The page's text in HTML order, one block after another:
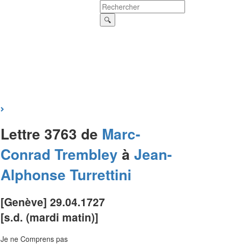
Lettre 3763 de Marc-
Conrad Trembley à Jean-
Alphonse Turrettini
[Genève] 29.04.1727
[s.d. (mardi matin)]
Je ne Comprens pas